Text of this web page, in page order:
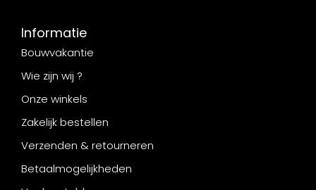
Informatie
Bouwvakantie
Wie zijn wij ?
Onze winkels
Zakelijk bestellen
Verzenden & retourneren
Betaalmogelijkheden